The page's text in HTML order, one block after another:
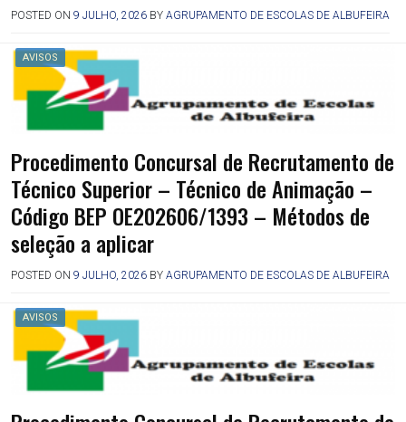
POSTED ON 9 JULHO, 2026 BY AGRUPAMENTO DE ESCOLAS DE ALBUFEIRA
AVISOS
Procedimento Concursal de Recrutamento de
Técnico Superior – Técnico de Animação –
Código BEP OE202606/1393 – Métodos de
seleção a aplicar
POSTED ON 9 JULHO, 2026 BY AGRUPAMENTO DE ESCOLAS DE ALBUFEIRA
AVISOS